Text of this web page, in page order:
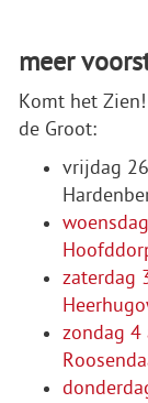
meer
Komt het
de Groot:
vrijdag
zaterdag
zondag